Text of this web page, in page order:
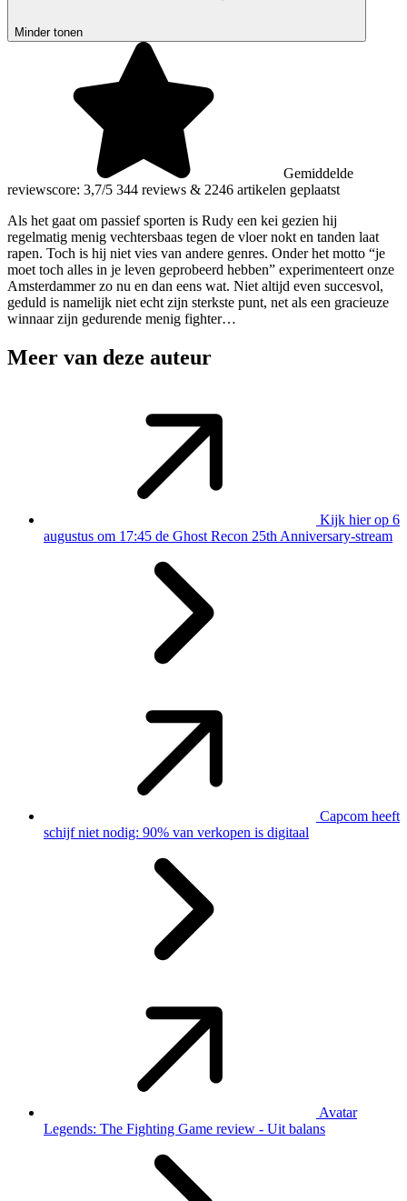
Minder tonen
Gemiddelde
reviewscore: 3,7/5 344 reviews & 2246 artikelen geplaatst
Als het gaat om passief sporten is Rudy een kei gezien hij
regelmatig menig vechtersbaas tegen de vloer nokt en tanden laat
rapen. Toch is hij niet vies van andere genres. Onder het motto “je
moet toch alles in je leven geprobeerd hebben” experimenteert onze
Amsterdammer zo nu en dan eens wat. Niet altijd even succesvol,
geduld is namelijk niet echt zijn sterkste punt, net als een gracieuze
winnaar zijn gedurende menig fighter…
Meer van deze auteur
Kijk hier op 6
augustus om 17:45 de Ghost Recon 25th Anniversary-stream
Capcom heeft
schijf niet nodig: 90% van verkopen is digitaal
Avatar
Legends: The Fighting Game review - Uit balans